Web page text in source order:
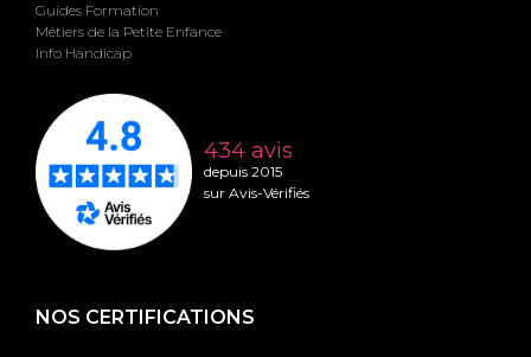
Guides Formation
Métiers de la Petite Enfance
Info Handicap
434 avis
depuis 2015
sur Avis-Vérifiés
NOS CERTIFICATIONS